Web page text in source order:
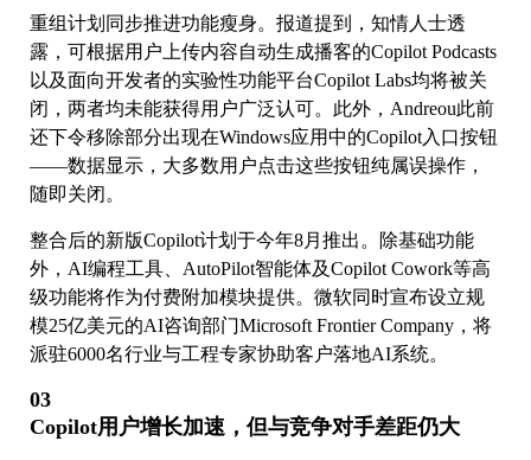
重组计划同步推进功能瘦身。报道提到，知情人士透
露，可根据用户上传内容自动生成播客的Copilot Podcasts
以及面向开发者的实验性功能平台Copilot Labs均将被关
闭，两者均未能获得用户广泛认可。此外，Andreou此前
还下令移除部分出现在Windows应用中的Copilot入口按钮
——数据显示，大多数用户点击这些按钮纯属误操作，
随即关闭。
整合后的新版Copilot计划于今年8月推出。除基础功能
外，AI编程工具、AutoPilot智能体及Copilot Cowork等高
级功能将作为付费附加模块提供。微软同时宣布设立规
模25亿美元的AI咨询部门Microsoft Frontier Company，将
派驻6000名行业与工程专家协助客户落地AI系统。
03
Copilot用户增长加速，但与竞争对手差距仍大